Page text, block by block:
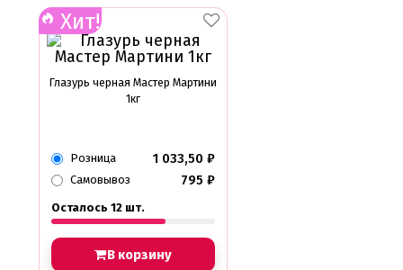
Хит!
Глазурь черная Мастер Мартини
1кг
Розница 1 033,50 ₽
Самовывоз 795 ₽
Осталось 12 шт.
В корзину